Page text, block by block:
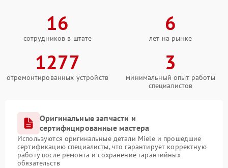
16
сотрудников в штате
6
лет на рынке
1277
отремонтированных устройств
3
минимальный опыт работы
специалистов
Оригинальные запчасти и
сертифицированные мастера
Используются оригинальные детали Miele и прошедшие
сертификацию специалисты, что гарантирует корректную
работу после ремонта и сохранение гарантийных
обязательств